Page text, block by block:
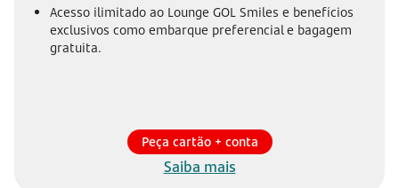
Acesso ilimitado ao Lounge GOL Smiles e benefícios
exclusivos como embarque preferencial e bagagem
gratuita.
Peça cartão + conta
Saiba mais